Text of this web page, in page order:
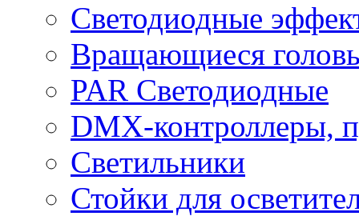
Светодиодные
Вращающиеся
PAR Светодиодные
DMX-контроллеры,
Светильники
Стойки для